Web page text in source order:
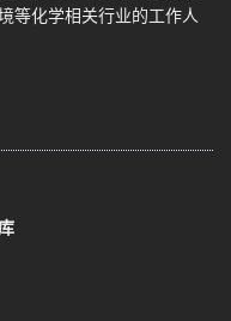
等化学相关行业的工作人